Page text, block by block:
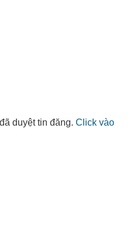
duyệt tin đăng. Click vào